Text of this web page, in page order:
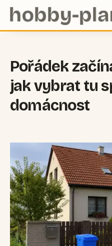
Pořádek
jak vybrat tu
domácnost